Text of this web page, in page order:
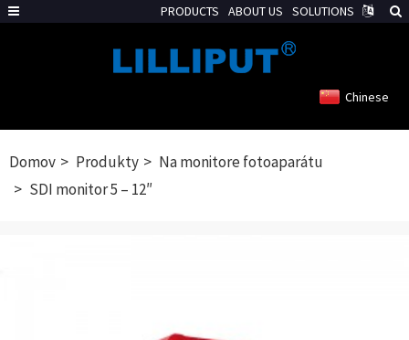
Chinese
Domov Produkty
Na monitore fotoaparátu
SDI monitor 5 – 12″
PRODUCTS ABOUT US SOLUTIONS